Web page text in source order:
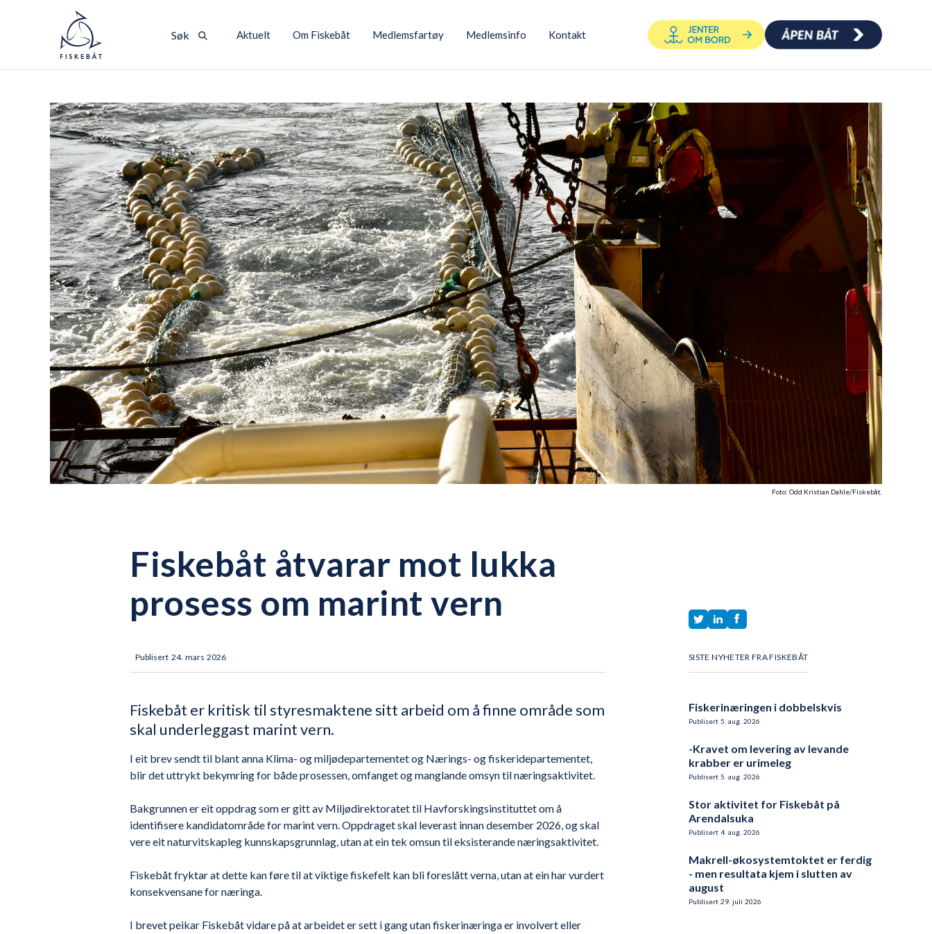
Søk Aktuelt Om Fiskebåt Medlemsfartøy Medlemsinfo Kontakt
Foto: Odd Kristian Dahle/Fiskebåt.
Fiskebåt åtvarar mot lukka
prosess om marint vern
Publisert 24. mars 2026
Fiskebåt er kritisk til styresmaktene sitt arbeid om å finne område som
skal underleggast marint vern.
I eit brev sendt til blant anna Klima- og miljødepartementet og Nærings- og fiskeridepartementet,
blir det uttrykt bekymring for både prosessen, omfanget og manglande omsyn til næringsaktivitet.
Bakgrunnen er eit oppdrag som er gitt av Miljødirektoratet til Havforskingsinstituttet om å
identifisere kandidatområde for marint vern. Oppdraget skal leverast innan desember 2026, og skal
vere eit naturvitskapleg kunnskapsgrunnlag, utan at ein tek omsun til eksisterande næringsaktivitet.
Fiskebåt fryktar at dette kan føre til at viktige fiskefelt kan bli foreslått verna, utan at ein har vurdert
konsekvensane for næringa.
I brevet peikar Fiskebåt vidare på at arbeidet er sett i gang utan fiskerinæringa er involvert eller
SISTE NYHETER FRA FISKEBÅT
Fiskerinæringen i dobbelskvis
Publisert 5 aug. 2026
-Kravet om levering av levande
krabber er urimeleg
Publisert 5 aug. 2026
Stor aktivitet for Fiskebåt på
Arendalsuka
Publisert 4 aug. 2026
Makrell-økosystemtoktet er ferdig
- men resultata kjem i slutten av
august
Publisert 29 juli 2026